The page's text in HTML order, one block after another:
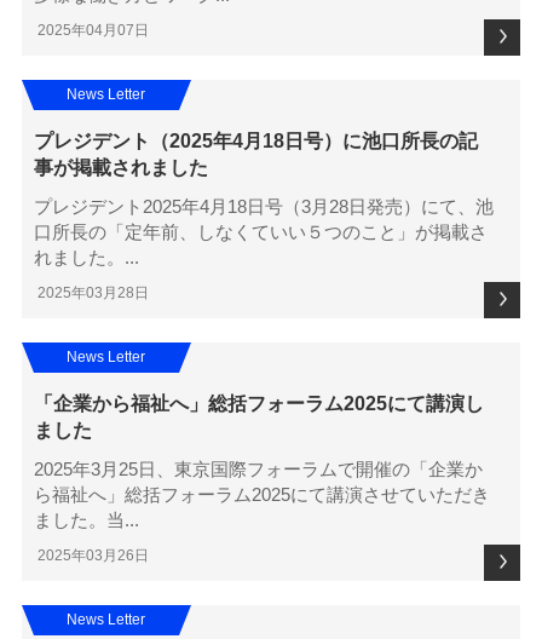
2025年04月07日
プレジデント（2025年4月18日号）に池口所長の記
事が掲載されました
プレジデント2025年4月18日号（3月28日発売）にて、池
口所長の「定年前、しなくていい５つのこと」が掲載さ
れました。...
2025年03月28日
News Letter
「企業から福祉へ」総括フォーラム2025にて講演し
ました
2025年3月25日、東京国際フォーラムで開催の「企業か
ら福祉へ」総括フォーラム2025にて講演させていただき
ました。当...
2025年03月26日
News Letter
News Letter